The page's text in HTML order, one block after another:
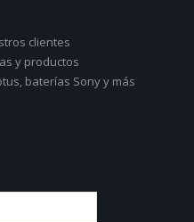
clientes
y productos
baterías Sony y más